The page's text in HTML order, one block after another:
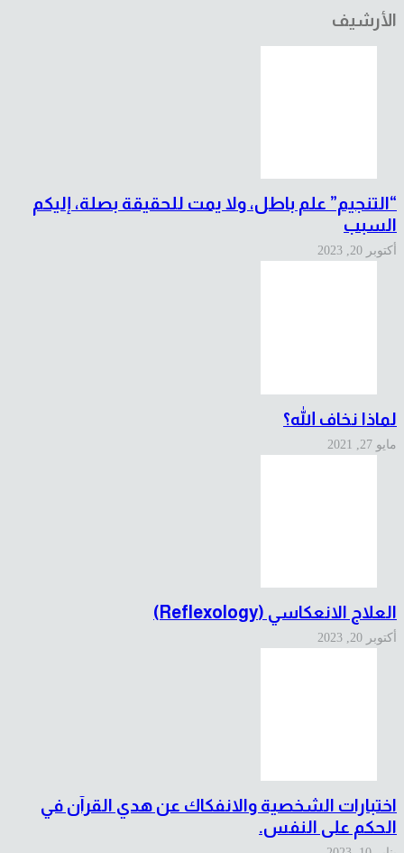
الأرشيف
“التنجيم” علم باطل، ولا يمت للحقيقة بصلة، إليكم
السبب
أكتوبر 20, 2023
لماذا نخاف الله؟
مايو 27, 2021
العلاج الانعكاسي (Reflexology)
أكتوبر 20, 2023
اختبارات الشخصية والانفكاك عن هدي القرآن في
الحكم على النفس.